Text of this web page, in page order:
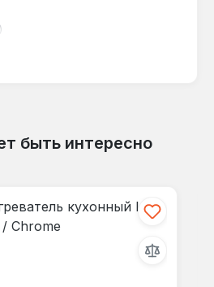
быть интересно